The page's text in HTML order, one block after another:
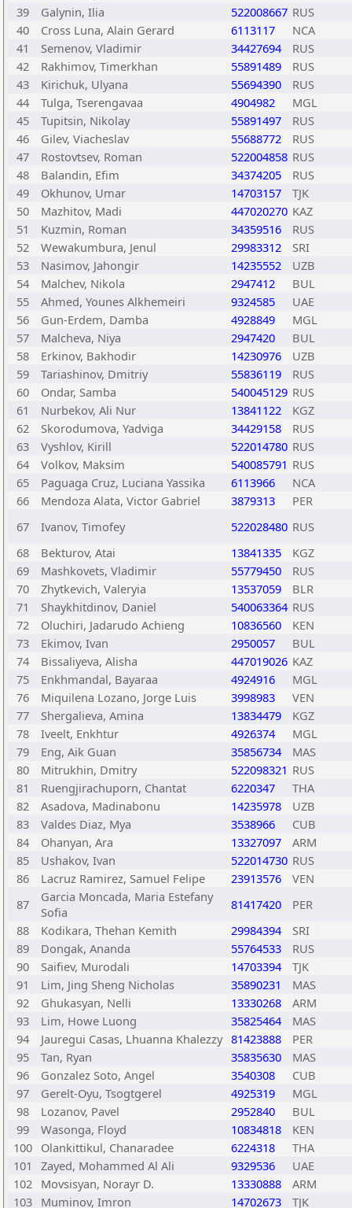
39
Galynin, Ilia 522008667 RUS
40
Cross Luna, Alain Gerard 6113117
NCA
41
Semenov, Vladimir 34427694
RUS
42
Rakhimov, Timerkhan 55891489
RUS
43
Kirichuk, Ulyana 55694390
RUS
44
Tulga, Tserengavaa 4904982
MGL
45
Tupitsin, Nikolay 55891497
RUS
46
Gilev, Viacheslav 55688772
RUS
47
Rostovtsev, Roman 522004858 RUS
48
Balandin, Efim 34374205
RUS
49
Okhunov, Umar 14703157
TJK
50
Mazhitov, Madi 447020270 KAZ
51
Kuzmin, Roman 34359516
RUS
52
Wewakumbura, Jenul 29983312
SRI
53
Nasimov, Jahongir 14235552
UZB
54
Malchev, Nikola 2947412
BUL
55
Ahmed, Younes Alkhemeiri 9324585
UAE
56
Gun-Erdem, Damba 4928849
MGL
57
Malcheva, Niya 2947420
BUL
58
Erkinov, Bakhodir 14230976
UZB
59
Tariashinov, Dmitriy 55836119
RUS
60
Ondar, Samba 540045129 RUS
61
Nurbekov, Ali Nur 13841122
KGZ
62
Skorodumova, Yadviga 34429158
RUS
63
Vyshlov, Kirill 522014780 RUS
64
Volkov, Maksim 540085791 RUS
65
Paguaga Cruz, Luciana Yassika 6113966
NCA
66
Mendoza Alata, Victor Gabriel 3879313
PER
67
Ivanov, Timofey 522028480 RUS
68
Bekturov, Atai 13841335
KGZ
69
Mashkovets, Vladimir 55779450
RUS
70
Zhytkevich, Valeryia 13537059
BLR
71
Shaykhitdinov, Daniel 540063364 RUS
72
Oluchiri, Jadarudo Achieng 10836560
KEN
73
Ekimov, Ivan 2950057
BUL
74
Bissaliyeva, Alisha 447019026 KAZ
75
Enkhmandal, Bayaraa 4924916
MGL
76
Miquilena Lozano, Jorge Luis 3998983
VEN
77
Shergalieva, Amina 13834479
KGZ
78
Iveelt, Enkhtur 4926374
MGL
79
Eng, Aik Guan 35856734
MAS
80
Mitrukhin, Dmitry 522098321 RUS
81
Ruengjirachuporn, Chantat 6220347
THA
82
Asadova, Madinabonu 14235978
UZB
83
Valdes Diaz, Mya 3538966
CUB
84
Ohanyan, Ara 13327097
ARM
85
Ushakov, Ivan 522014730 RUS
86
Lacruz Ramirez, Samuel Felipe 23913576
VEN
87
Garcia Moncada, Maria Estefany
Sofia
81417420
PER
88
Kodikara, Thehan Kemith 29984394
SRI
89
Dongak, Ananda 55764533
RUS
90
Saifiev, Murodali 14703394
TJK
91
Lim, Jing Sheng Nicholas 35890231
MAS
92
Ghukasyan, Nelli 13330268
ARM
93
Lim, Howe Luong 35825464
MAS
94
Jauregui Casas, Lhuanna Khalezzy 81423888
PER
95
Tan, Ryan 35835630
MAS
96
Gonzalez Soto, Angel 3540308
CUB
97
Gerelt-Oyu, Tsogtgerel 4925319
MGL
98
Lozanov, Pavel 2952840
BUL
99
Wasonga, Floyd 10834818
KEN
100 Olankittikul, Chanaradee 6224318
THA
101
Zayed, Mohammed Al Ali 9329536
UAE
102 Movsisyan, Norayr D. 13330888
ARM
103 Muminov, Imron 14702673 TJK